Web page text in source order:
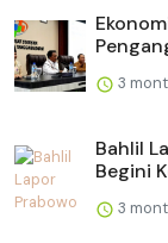
3
Bahlil
Begini
3